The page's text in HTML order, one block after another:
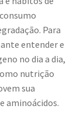
Para
entender e
no dia a dia,
nutrição
sua
aminoácidos.